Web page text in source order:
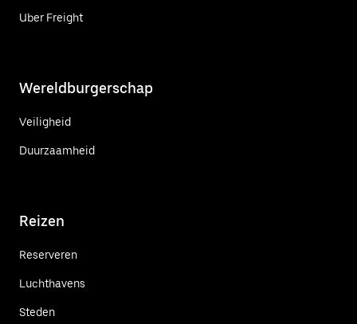
Uber Freight
Wereldburgerschap
Veiligheid
Duurzaamheid
Reizen
Reserveren
Luchthavens
Steden